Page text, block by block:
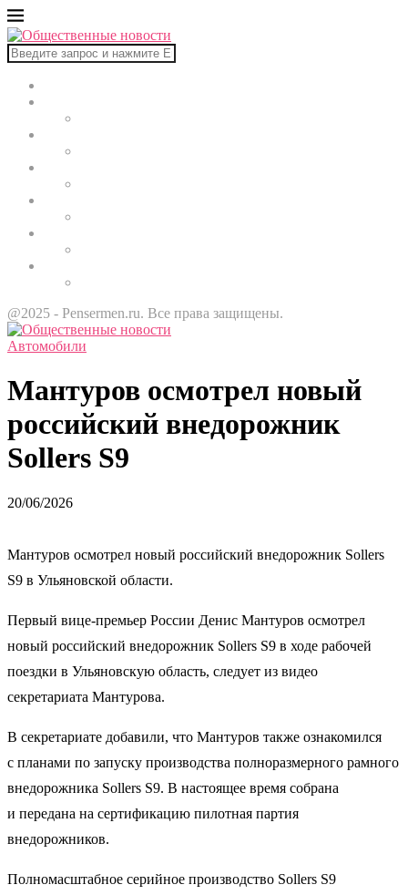
@2025 - Pensermen.ru. Все права защищены.
Автомобили
Мантуров осмотрел новый
российский внедорожник
Sollers S9
20/06/2026
Мантуров осмотрел новый российский внедорожник Sollers
S9 в Ульяновской области.
Первый вице-премьер России Денис Мантуров осмотрел
новый российский внедорожник Sollers S9 в ходе рабочей
поездки в Ульяновскую область, следует из видео
секретариата Мантурова.
В секретариате добавили, что Мантуров также ознакомился
с планами по запуску производства полноразмерного рамного
внедорожника Sollers S9. В настоящее время собрана
и передана на сертификацию пилотная партия
внедорожников.
Полномасштабное серийное производство Sollers S9